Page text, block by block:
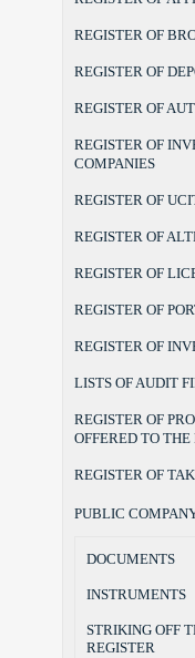
REGISTER OF
REGISTER OF
REGISTER OF
REGISTER OF
COMPANIES
REGISTER OF
REGISTER OF
REGISTER OF
REGISTER OF
REGISTER OF
LISTS OF AUDIT
REGISTER OF
OFFERED TO THE
REGISTER OF
PUBLIC
DOCUMENTS
INSTRUMENTS
STRIKING OFF
REGISTER